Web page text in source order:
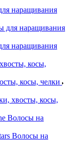
наращивания
наращивания
косы, челки
хвосты, косы,
Волосы на
Волосы на